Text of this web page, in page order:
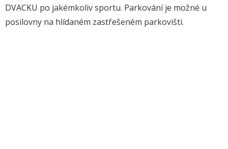
DVACKU po jakémkoliv sportu. Parkování je možné u
posilovny na hlídaném zastřešeném parkovišti.